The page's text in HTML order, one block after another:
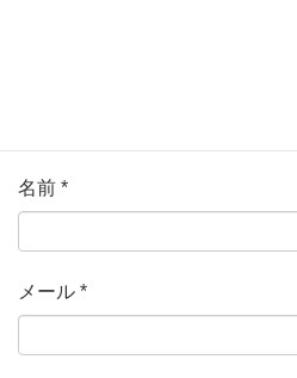
名前 *
メール *